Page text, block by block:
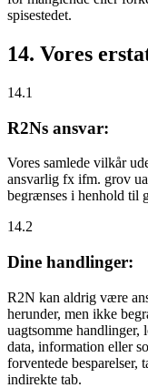
spisestedet.
14. Vores
14.1
R2Ns ansvar:
Vores samlede vilkår
ansvarlig fx ifm. grov
begrænses i henhold til
14.2
Dine handlinger:
R2N kan aldrig være
herunder, men ikke
uagtsomme
data, information eller
forventede
indirekte tab.